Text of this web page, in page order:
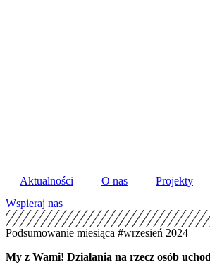
Aktualności O nas Projekty
Wspieraj nas
Podsumowanie miesiąca #wrzesień 2024
My z Wami! Działania na rzecz osób